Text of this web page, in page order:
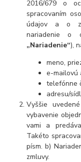
2016/679 o
spracovaním
údajov a o
nariadenie o
„Nariadenie“),
meno,
e-mailovú
telefónne
adresu/
Vyššie
vybavenie
vami a
Takéto
písm. b)
zmluvy.